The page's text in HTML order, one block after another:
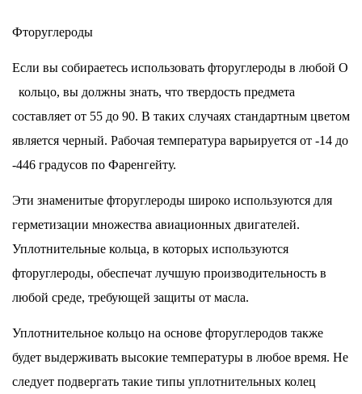
Фторуглероды
Если вы собираетесь использовать фторуглероды в любой O
кольцо, вы должны знать, что твердость предмета
составляет от 55 до 90. В таких случаях стандартным цветом
является черный. Рабочая температура варьируется от -14 до
-446 градусов по Фаренгейту.
Эти знаменитые фторуглероды широко используются для
герметизации множества авиационных двигателей.
Уплотнительные кольца, в которых используются
фторуглероды, обеспечат лучшую производительность в
любой среде, требующей защиты от масла.
Уплотнительное кольцо на основе фторуглеродов также
будет выдерживать высокие температуры в любое время. Не
следует подвергать такие типы уплотнительных колец